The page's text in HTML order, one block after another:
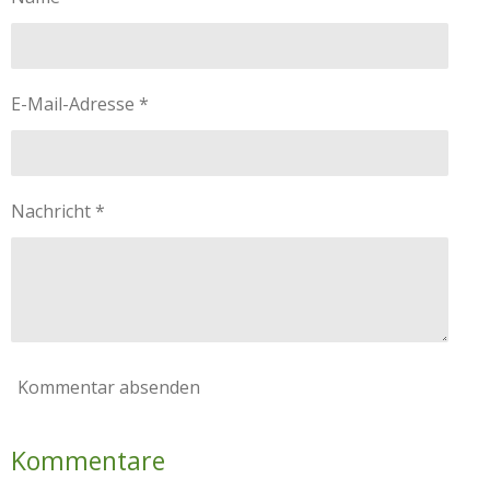
E-Mail-Adresse *
Nachricht *
Kommentar absenden
Kommentare